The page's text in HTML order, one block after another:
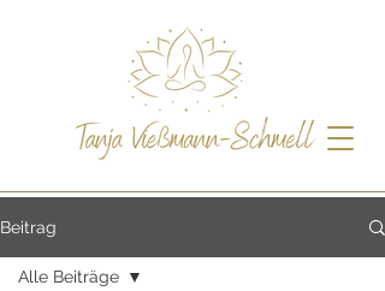
Beitrag
Alle Beiträge